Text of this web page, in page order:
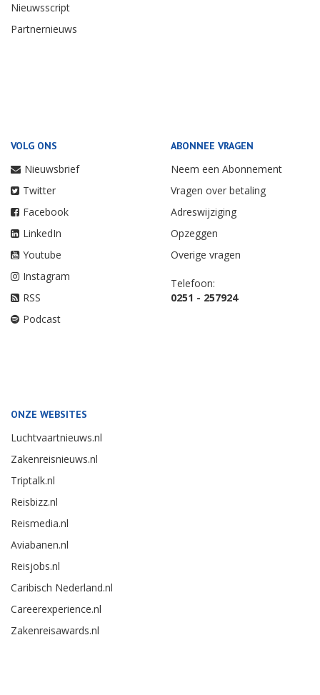
Nieuwsscript
Partnernieuws
VOLG ONS
Nieuwsbrief
Twitter
Facebook
LinkedIn
Youtube
Instagram
RSS
Podcast
ABONNEE VRAGEN
Neem een Abonnement
Vragen over betaling
Adreswijziging
Opzeggen
Overige vragen
Telefoon:
0251 - 257924
ONZE WEBSITES
Luchtvaartnieuws.nl
Zakenreisnieuws.nl
Triptalk.nl
Reisbizz.nl
Reismedia.nl
Aviabanen.nl
Reisjobs.nl
Caribisch Nederland.nl
Careerexperience.nl
Zakenreisawards.nl